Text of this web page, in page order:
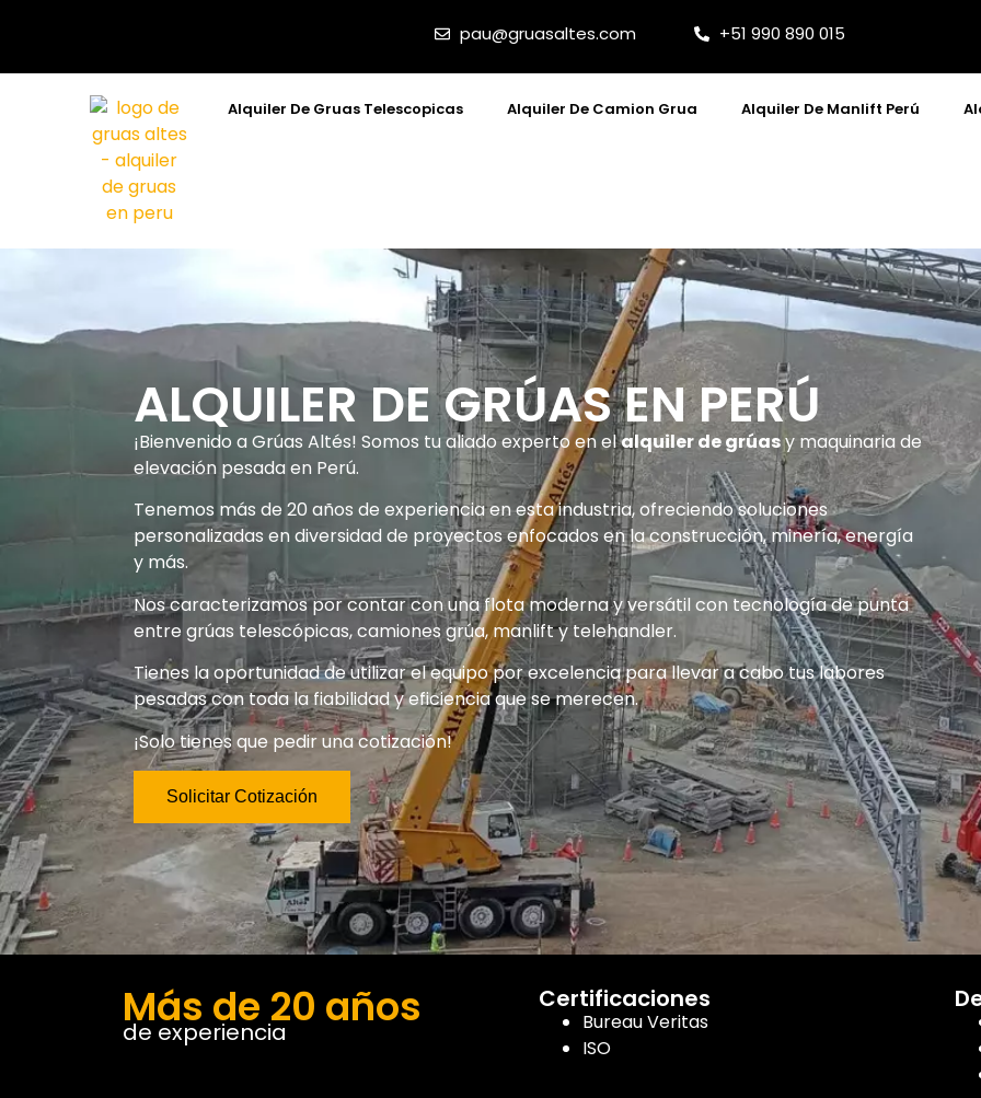
pau@gruasaltes.com +51 990 890 015
Alquiler De Gruas Telescopicas Alquiler De Camion Grua Alquiler De Manlift Perú
ALQUILER DE GRÚAS EN PERÚ
¡Bienvenido a Grúas Altés! Somos tu aliado experto en elalquiler de grúasy maquinaria de
elevación pesada en Perú.
Tenemos más de 20 años de experiencia en esta industria, ofreciendo soluciones
personalizadas en diversidad de proyectos enfocados en la construcción, minería, energía
y más.
Nos caracterizamos por contar con una flota moderna y versátil con tecnología de punta
entre grúas telescópicas, camiones grúa, manlift y telehandler.
Tienes la oportunidad de utilizar el equipo por excelencia para llevar a cabo tus labores
pesadas con toda la fiabilidad y eficiencia que se merecen.
¡Solo tienes que pedir una cotización!
Solicitar Cotización
Más de 20 años
de experiencia
Certificaciones
Bureau Veritas
ISO